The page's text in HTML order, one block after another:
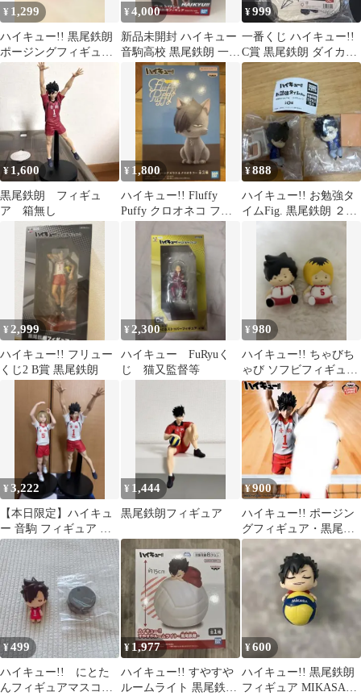
¥ 1,299
ハイキュー!! 黒尾鉄朗
ポージングフィギュア
セカンドユニフォーム
¥4,000
新品未開封 ハイキュー
音駒高校 黒尾鉄朗 一番
ぐし ラストワン賞
¥999
一番くじ ハイキュー!!
C賞 黒尾鉄朗 ダイカッ
トクッション
¥ 1,600
黒尾鉄朗 フィギュ
ア 箱無し
¥ 1,800
ハイキュー!! Fluffy
Puffy クロオネコ フィ
¥888
ハイキュー!! お勉強タ
イムFig. 黒尾鉄朗 ２個
¥ 2,999
ハイキュー!! フリュー
くじ2 B賞 黒尾鉄朗
¥ 2,300
ハイキュー FuRyuく
じ 猫又監督等
¥980
ハイキュー!! ちゃびち
ゃび ソフビフィギュア
黒尾鉄朗 孤爪研磨 2点
セット
¥3,222
【本日限定】ハイキュ
ー 音駒 フィギュア ま
とめ売り
¥ 1,444
黒尾鉄朗フィギュア
¥900
ハイキュー!! ポージン
グフィギュア・黒尾鉄
朗セカンドユニフォー
ム ver箱無し
¥499
ハイキュー!! にとた
んフィギュアマスコッ
¥ 1,977
ハイキュー!! すやすや
ルームライト 黒尾鉄朗
¥600
ハイキュー!! 黒尾鉄朗
フィギュア MIKASAボ